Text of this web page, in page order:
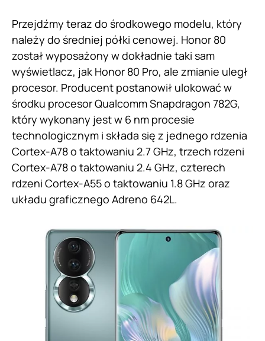
Przejdźmy teraz do środkowego modelu, który
należy do średniej półki cenowej. Honor 80
został wyposażony w dokładnie taki sam
wyświetlacz, jak Honor 80 Pro, ale zmianie uległ
procesor. Producent postanowił ulokować w
środku procesor Qualcomm Snapdragon 782G,
który wykonany jest w 6 nm procesie
technologicznym i składa się z jednego rdzenia
Cortex-A78 o taktowaniu 2.7 GHz, trzech rdzeni
Cortex-A78 o taktowaniu 2.4 GHz, czterech
rdzeni Cortex-A55 o taktowaniu 1.8 GHz oraz
układu graficznego Adreno 642L.